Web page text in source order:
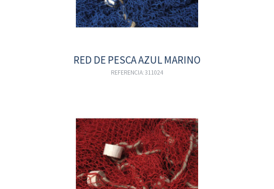
RED DE PESCA AZUL MARINO
REFERENCIA: 311024